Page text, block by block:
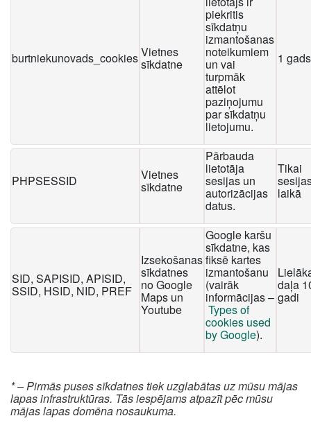
burtniekunovads_cookiesVietnes
sīkdatne
piekritis
sīkdatņu
izmantošanas
noteikumiem
un vai
turpmāk
attēlot
paziņojumu
par sīkdatņu
lietojumu.
1 gads
PHPSESSID Vietnes
sīkdatne
Pārbauda
lietotāja
sesijas un
autorizācijas
datus.
Tikai
laikā
SID, SAPISID, APISID,
SSID, HSID, NID, PREF
Izsekošanas
sīkdatnes
no Google
Maps un
Youtube
Google karšu
sīkdatne, kas
fiksē kartes
izmantošanu
(vairāk
informācijas –
Types of
cookies used
by Google).
daļa
gadi
* – Pirmās puses sīkdatnes tiek uzglabātas uz mūsu mājas
lapas infrastruktūras. Tās iespējams atpazīt pēc mūsu
mājas lapas domēna nosaukuma.